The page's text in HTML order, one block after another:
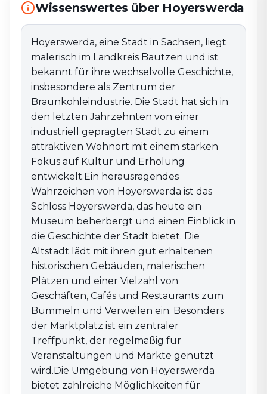
Stadt zu einem attraktiven Wohnort mit einem
herausragendes Wahrzeichen von Hoyerswerda ist das
Schloss Hoyerswerda, das heute ein Museum
beherbergt und einen Einblick in die Geschichte der
Stadt bietet. Die Altstadt lädt mit ihren gut erhaltenen
historischen Gebäuden, malerischen Plätzen und einer
Vielzahl von Geschäften, Cafés und Restaurants zum
Bummeln und Verweilen ein. Besonders der
Marktplatz ist ein zentraler Treffpunkt, der regelmäßig
für Veranstaltungen und Märkte genutzt wird.Die
Umgebung von Hoyerswerda bietet zahlreiche
Möglichkeiten für Outdoor-Aktivitäten, mit Rad- und
Wanderwegen, die durch die reizvolle Lausitzer
Landschaft führen. Die nahegelegenen Seen, die aus
ehemaligen Tagebaugebieten entstanden sind, laden
zu Erholung und Wassersport ein. Mit ihrer
Kombination aus historischer Schönheit, kultureller
Vielfalt und naturnaher Erholung ist Hoyerswerda ein
attraktives Ziel für alle, die die Vorzüge dieser Region
genießen möchten.
Wissenswertes über Hoyerswerda
Hoyerswerda, eine Stadt in Sachsen, liegt
malerisch im Landkreis Bautzen und ist
bekannt für ihre wechselvolle Geschichte,
insbesondere als Zentrum der
Braunkohleindustrie. Die Stadt hat sich in
den letzten Jahrzehnten von einer
industriell geprägten Stadt zu einem
attraktiven Wohnort mit einem starken
Fokus auf Kultur und Erholung
entwickelt.Ein herausragendes
Wahrzeichen von Hoyerswerda ist das
Schloss Hoyerswerda, das heute ein
Museum beherbergt und einen Einblick in
die Geschichte der Stadt bietet. Die
Altstadt lädt mit ihren gut erhaltenen
historischen Gebäuden, malerischen
Plätzen und einer Vielzahl von
Geschäften, Cafés und Restaurants zum
Bummeln und Verweilen ein. Besonders
der Marktplatz ist ein zentraler
Treffpunkt, der regelmäßig für
Veranstaltungen und Märkte genutzt
wird.Die Umgebung von Hoyerswerda
bietet zahlreiche Möglichkeiten für